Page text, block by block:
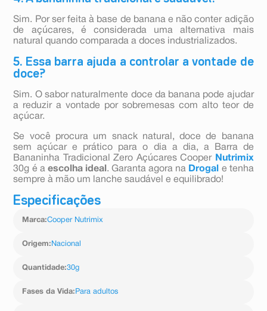
Sim. Por ser feita à base de banana e não conter adição
de açúcares, é considerada uma alternativa mais
natural quando comparada a doces industrializados.
5. Essa barra ajuda a controlar a vontade de
doce?
Sim. O sabor naturalmente doce da banana pode ajudar
a reduzir a vontade por sobremesas com alto teor de
açúcar.
Se você procura um snack natural, doce de banana
sem açúcar e prático para o dia a dia, a Barra de
Bananinha Tradicional Zero Açúcares Cooper Nutrimix
30g é a escolha ideal . Garanta agora na Drogal
e tenha
sempre à mão um lanche saudável e equilibrado!
Especificações
Marca:Cooper Nutrimix
Origem: Nacional
Quantidade:30g
Fases da Vida: Para adultos